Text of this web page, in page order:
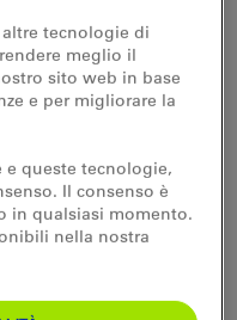
Beratung in
ausgebucht ist,
aufzunehmen.
tecnologie di
meglio il
sito web in base
e per migliorare la
e queste tecnologie,
Il consenso è
in qualsiasi momento.
nella nostra